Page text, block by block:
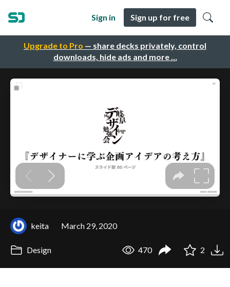
Upgrade to Pro — share decks privately, control
downloads, hide ads and more …
Sign in Sign up for free
keita March 29, 2020
Design 470 2